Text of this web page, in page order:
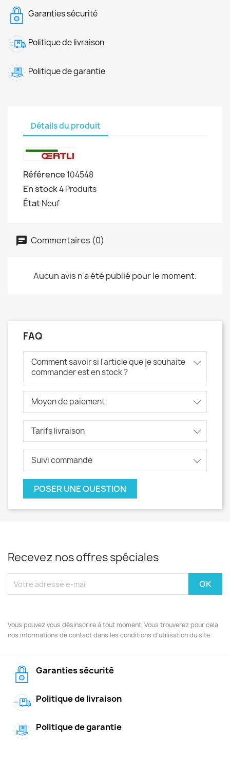
Garanties sécurité
Politique de livraison
Politique de garantie
Détails du produit
Référence 104548
En stock4 Produits
ÉtatNeuf
Commentaires (0)
Aucun avis n'a été publié pour le moment.
FAQ
Comment savoir si l'article que je souhaite
commander est en stock ?
Moyen de paiement
Tarifs livraison
Suivi commande
POSER UNE QUESTION
Recevez nos offres spéciales
Vous pouvez vous désinscrire à tout moment. Vous trouverez pour cela
nos informations de contact dans les conditions d'utilisation du site.
Garanties sécurité
Politique de livraison
Politique de garantie